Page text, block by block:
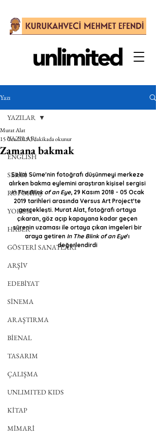
Yazı
YAZILAR
ENGLISH
SERGİ
RÖPORTAJ
YORUM
HABER
GÖSTERİ SANATLARI
ARŞİV
EDEBİYAT
SİNEMA
ARAŞTIRMA
BİENAL
TASARIM
ÇALIŞMA
UNLIMITED KIDS
KİTAP
MİMARİ
YAZILAR
Zamana bakmak
Murat Alat
15 Oca 20193 dakikada okunur
Selim Süme'nin fotoğrafı düşünmeyi merkeze
alırken bakma eylemini araştıran kişisel sergisi
In The Blink of an Eye, 29 Kasım 2018 - 05 Ocak
2019 tarihleri arasında Versus Art Project'te
gerçekleşti. Murat Alat, fotoğrafı ortaya
çıkaran, göz açıp kapayana kadar geçen
sürenin uzaması ile ortaya çıkan imgeleri bir
araya getiren In The Blink of an Eye'ı
değerlendirdi